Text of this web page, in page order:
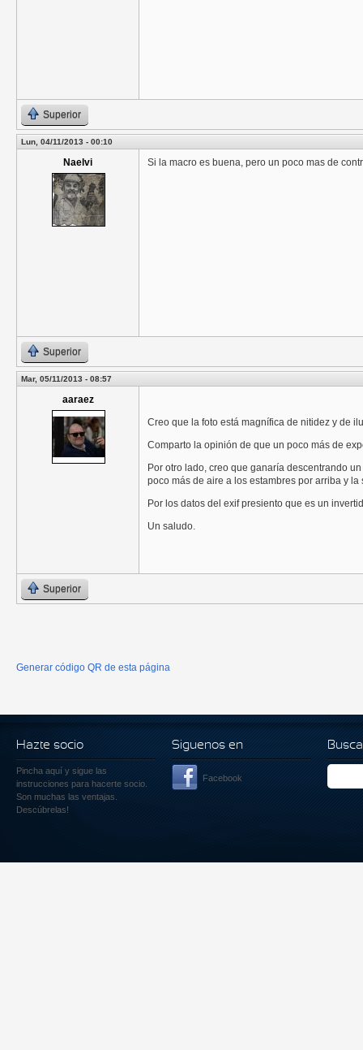
Superior
Lun, 04/11/2013 - 00:10
Naelvi Si la macro es buena, pero un poco mas de
Superior
Mar, 05/11/2013 - 08:57
aaraez
Creo que la foto está magnífica de nitidez y de
Comparto la opinión de que un poco más de
Por otro lado, creo que ganaría descentrando
poco más de aire a los estambres por arriba y
Por los datos del exif presiento que es un
Un saludo.
Superior
Generar código QR de esta página
Hazte socio
Pincha aquí y sigue las
instrucciones para hacerte socio.
Son muchas las ventajas.
Descúbrelas!
Siguenos en
Facebook